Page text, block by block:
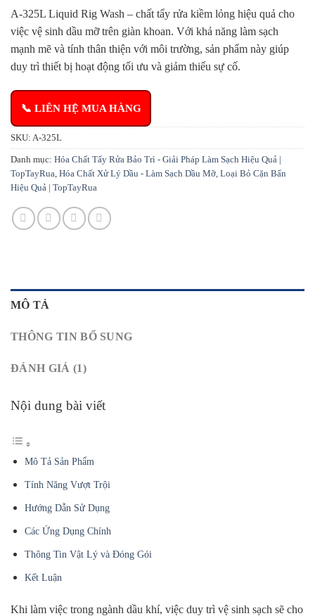
5.00trên 5
dựa trên
1
đánh giá
A-325L Liquid Rig Wash – chất tẩy rửa kiềm lỏng hiệu quả cho
việc vệ sinh dầu mỡ trên giàn khoan. Với khả năng làm sạch
mạnh mẽ và tính thân thiện với môi trường, sản phẩm này giúp
duy trì thiết bị hoạt động tối ưu và giảm thiểu sự cố.
📞 LIÊN HỆ MUA HÀNG
SKU: A-325L
Danh mục: Hóa Chất Tẩy Rửa Bảo Trì - Giải Pháp Làm Sạch Hiệu Quả |
TopTayRua Hóa Chất Xử Lý Dầu - Làm Sạch Dầu Mỡ, Loại Bỏ Cặn Bẩn
Hiệu Quả | TopTayRua
MÔ TẢ
THÔNG TIN BỔ SUNG
ĐÁNH GIÁ (1)
Nội dung bài viết
Mô Tả Sản Phẩm
Tính Năng Vượt Trội
Hướng Dẫn Sử Dụng
Các Ứng Dụng Chính
Thông Tin Vật Lý và Đóng Gói
Kết Luận
Khi làm việc trong ngành dầu khí, việc duy trì vệ sinh sạch sẽ cho